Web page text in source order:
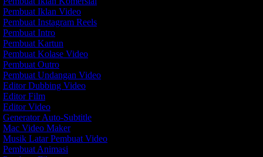
Pembuat Iklan Video
Pembuat Instagram Reels
Pembuat Intro
Pembuat Kartun
Pembuat Kolase Video
Pembuat Outro
Pembuat Undangan Video
Editor Dubbing Video
Editor Film
Editor Video
Generator Auto-Subtitle
Mac Video Maker
Musik Latar Pembuat Video
Pembuat Animasi